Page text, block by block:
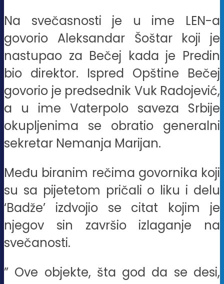
Na svečasnosti je u ime LEN-a
govorio Aleksandar Šoštar koji je
nastupao za Bečej kada je Predin
bio direktor. Ispred Opštine Bečej
govorio je predsednik Vuk Radojević,
a u ime Vaterpolo saveza Srbije
okupljenima se obratio generalni
sekretar Nemanja Marijan.
Među biranim rečima govornika koji
su sa pijetetom pričali o liku i delu
‘Badže’ izdvojio se citat kojim je
njegov sin završio izlaganje na
svečanosti.
” Ove objekte, šta god da se desi,